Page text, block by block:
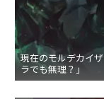
現在のモルデカイ
ラでも無理？」